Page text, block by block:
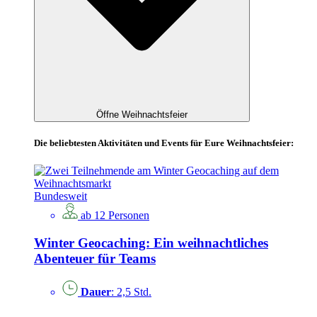
Öffne Weihnachtsfeier
Die beliebtesten Aktivitäten und Events für Eure Weihnachtsfeier:
Bundesweit
ab 12 Personen
Winter Geocaching: Ein weihnachtliches
Abenteuer für Teams
Dauer: 2,5 Std.